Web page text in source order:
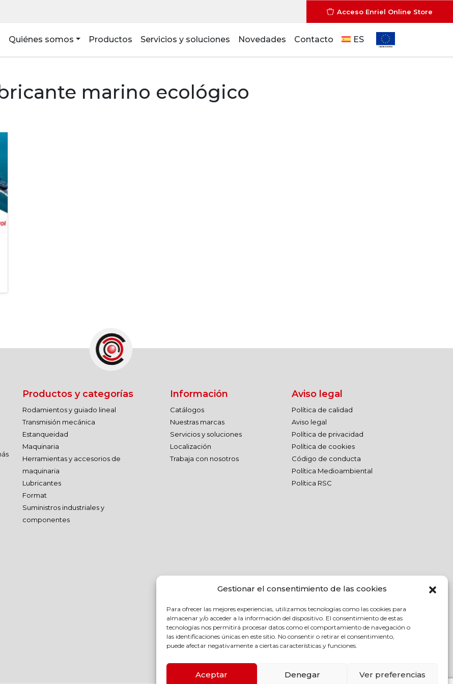
Gestionar el consentimiento de las cookies
Para ofrecer las mejores experiencias, utilizamos tecnologías como las cookies para
almacenar y/o acceder a la información del dispositivo. El consentimiento de estas
tecnologías nos permitirá procesar datos como el comportamiento de navegación o
las identificaciones únicas en este sitio. No consentir o retirar el consentimiento,
puede afectar negativamente a ciertas características y funciones.
Aceptar Denegar Ver preferencias
Acceso Enriel Online Store
Quiénes somos Productos Servicios y soluciones Novedades Contacto ES
marino ecológico
Productos y categorías
Rodamientos y guiado lineal
Transmisión mecánica
Estanqueidad
Maquinaria
Herramientas y accesorios de
maquinaria
Lubricantes
Format
Suministros industriales y
componentes
Información
Catálogos
Nuestras marcas
Servicios y soluciones
Localización
Trabaja con nosotros
Aviso legal
Política de calidad
Aviso legal
Política de privacidad
Política de cookies
Código de conducta
Política Medioambiental
Política RSC